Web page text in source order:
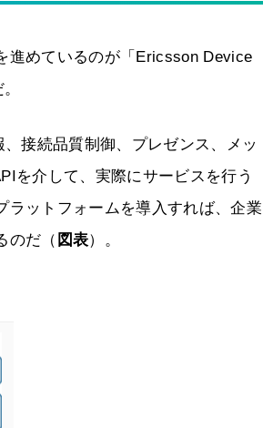
進めているのが「Ericsson Device
接続品質制御、プレゼンス、メッ
を介して、実際にサービスを行う
ラットフォームを導入すれば、企業
のだ（ 図表）。